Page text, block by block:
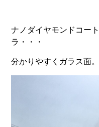
ナノダイヤモンドコー
ラ・・・
分かりやすくガラス面。